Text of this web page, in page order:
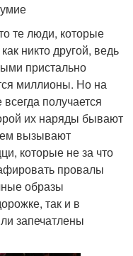
те люди, которые
никто другой, ведь
пристально
миллионы. Но на
получается
их наряды бывают
вызывают
которые не за что
провалы
образы
так и в
запечатлены